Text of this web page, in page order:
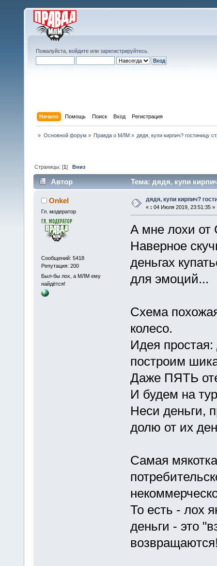
Пожалуйста, войдите или зарегистрируйтесь
Начало Помощь Поиск Вход Регистрация
» Основной форум » Правда о МЛМ » дядя, купи кирпич? гостиницу
Страницы: [1]Вниз
Автор Тема: дядя, купи
Onkel
Гл. модератор
Сообщений: 5418
Репутация: 200
Был-бы лох, а МЛМ ему
найдётся!
дядя, купи кирпич?
« : 04 Июля 2019, 23:51:35 »
А мне лохи от
Наверное
деньгах
для эмоций...
Схема
колесо.
Идея
построим
Даже ПЯТЬ
И будем на
Неси деньги,
долю от их
Самая
То есть - лох
деньги - это